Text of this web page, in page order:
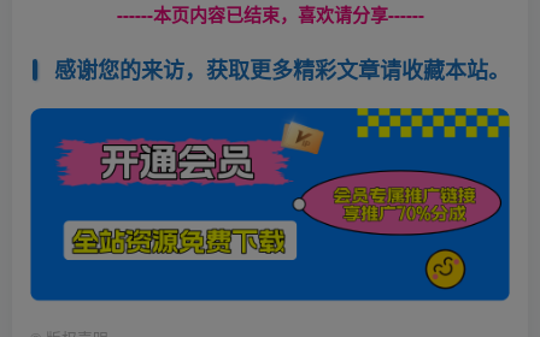
------本页内容已结束，喜欢请分享------
感谢您的来访，获取更多精彩文章请收藏本站。